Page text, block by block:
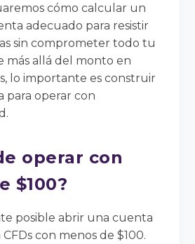
cómo calcular un
adecuado para resistir
sin comprometer todo tu
más allá del monto en
lo importante es construir
para operar con
operar con
$100?
posible abrir una cuenta
con menos de $100.